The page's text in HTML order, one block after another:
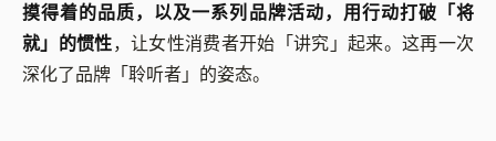
摸得着的品质，以及一系列品牌活动，用行动打破「将
就」的惯性，让女性消费者开始「讲究」起来。这再一次
深化了品牌「聆听者」的姿态。